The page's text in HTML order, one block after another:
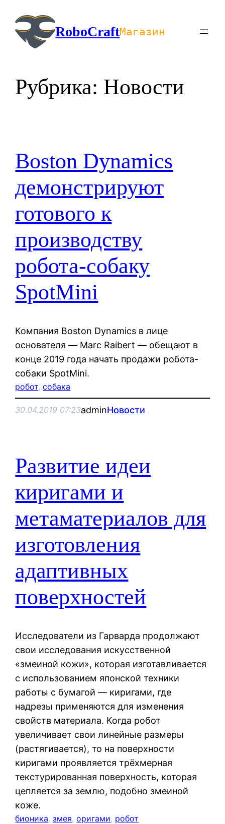
содержимомуRoboCraftМагазин
Рубрика: Новости
Boston Dynamics
демонстрируют
готового к
производству
робота-собаку
SpotMini
Компания Boston Dynamics в лице
основателя — Marc Raibert — обещают в
конце 2019 года начать продажи робота-
собаки SpotMini.
робот, собака
30.04.2019 07:23adminНовости
Развитие идеи
киригами и
метаматериалов для
изготовления
адаптивных
поверхностей
Исследователи из Гарварда продолжают
свои исследования искусственной
«змеиной кожи», которая изготавливается
с использованием японской техники
работы с бумагой — киригами, где
надрезы применяются для изменения
свойств материала. Когда робот
увеличивает свои линейные размеры
(растягивается), то на поверхности
киригами проявляется трёхмерная
текстурированная поверхность, которая
цепляется за землю, подобно змеиной
коже.
бионика, змея, оригами, робот